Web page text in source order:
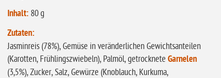
ohne Palmöl
Inhalt: 80 g
Zutaten:
Jasminreis (78%), Gemüse in veränderlichen Gewichtsanteilen
(Karotten, Frühlingszwiebeln), Palmöl, getrocknete Garnelen
(3,5%), Zucker, Salz, Gewürze (Knoblauch, Kurkuma,